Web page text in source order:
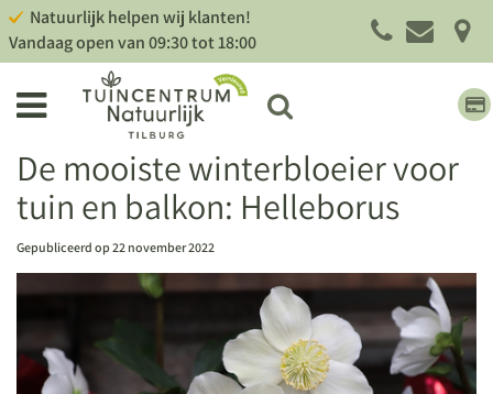
Natuurlijk helpen wij klanten!
Vandaag open van09:30tot18:00
De mooiste winterbloeier voor
tuin en balkon: Helleborus
Gepubliceerd op22 november 2022